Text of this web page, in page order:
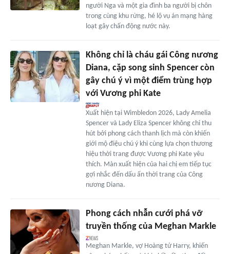
người Nga và một gia đình ba người bị chôn
trong cùng khu rừng, hé lộ vụ án mạng hàng
loạt gây chấn động nước này.
Không chỉ là cháu gái Công nương
Diana, cặp song sinh Spencer còn
gây chú ý vì một điểm trùng hợp
với Vương phi Kate
Xuất hiện tại Wimbledon 2026, Lady Amelia
Spencer và Lady Eliza Spencer không chỉ thu
hút bởi phong cách thanh lịch mà còn khiến
giới mộ điệu chú ý khi cùng lựa chọn thương
hiệu thời trang được Vương phi Kate yêu
thích. Màn xuất hiện của hai chị em tiếp tục
gợi nhắc đến dấu ấn thời trang của Công
nương Diana.
Phong cách nhẫn cưới phá vỡ
truyền thống của Meghan Markle
Meghan Markle, vợ Hoàng tử Harry, khiến